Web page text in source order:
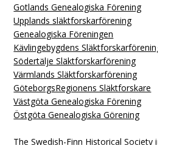
Gotlands Genealogiska Förening
Upplands släktforskarförening
Genealogiska Föreningen
Kävlingebygdens Släktforskarförening
Södertälje Släktforskarförening
Värmlands Släktforskarförening
GöteborgsRegionens Släktforskare
Västgöta Genealogiska Förening
Östgöta Genealogiska Görening
The Swedish-Finn Historical Society in